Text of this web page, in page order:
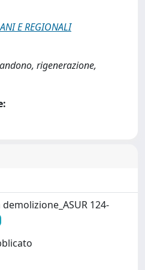
E REGIONALI
rigenerazione,
124-